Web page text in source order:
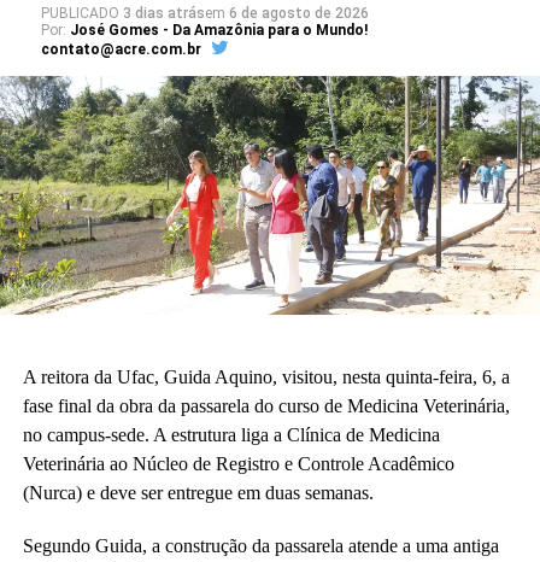
projeto arquitetônico às necessidades da educação básica. “Para
nós o sonho já está acontecendo. Quando enxergamos que a
construção existe, é uma construção adequada à nossa realidade
da educação básica.”
A vice-diretora do CAp, Alessandra Perez Lima, destacou a
relevância do novo espaço para a rotina pedagógica e acadêmica.
“Muito em breve vamos deixar de ser nômades e teremos o
nosso lugar. Eu olho para cada espaço aqui e já vejo essas
crianças correndo e sendo felizes.”
Também participaram da cerimônia o pró-reitor de Planejamento,
prefeito do campus, Artesson Cruz; além de professores, técnico-
administrativos, estudantes e representantes da construtora
responsável pela obra.
(Fhagner Soares, estagiário Ascom/Ufac)
PUBLICADO 3 dias atrásem 6 de agosto de 2026
Por: José Gomes - Da Amazônia para o Mundo!
contato@acre.com.br
A reitora da Ufac, Guida Aquino, visitou, nesta quinta-feira, 6, a
fase final da obra da passarela do curso de Medicina Veterinária,
no campus-sede. A estrutura liga a Clínica de Medicina
Veterinária ao Núcleo de Registro e Controle Acadêmico
(Nurca) e deve ser entregue em duas semanas.
Segundo Guida, a construção da passarela atende a uma antiga